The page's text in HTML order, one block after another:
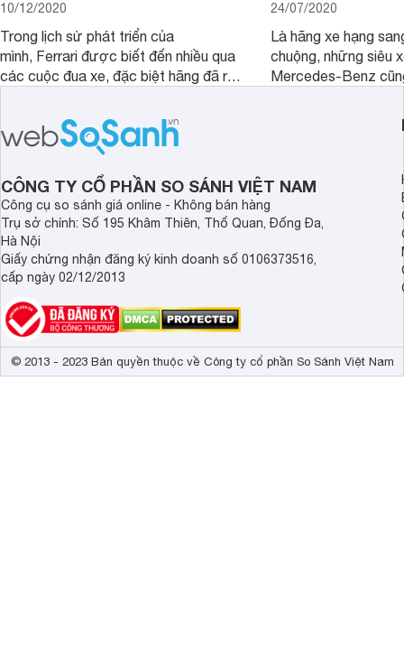
10/12/2020
Trong lịch sử phát triển của
mình, Ferrari được biết đến nhiều qua
các cuộc đua xe, đặc biệt hãng đã rất
1”. Dưới đây là 7 chiếc xe đã làm nên
thành công cho hãng này.
24/07/2020
Là hãng xe hạng
chuộng, những siêu
Mercedes-Benz
CÔNG TY CỔ PHẦN SO SÁNH VIỆT NAM
Công cụ so sánh giá online - Không bán hàng
Trụ sở chính: Số 195 Khâm Thiên, Thổ Quan, Đống Đa,
Hà Nội
Giấy chứng nhận đăng ký kinh doanh số 0106373516,
cấp ngày 02/12/2013
© 2013 - 2023 Bản quyền thuộc về Công ty cổ phần So Sánh Việt Nam